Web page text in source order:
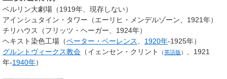
ベルリン大劇場（1919年、現存しない）
アインシュタイン・タワー（エーリヒ・メンデルゾーン、1921年）
チリハウス（フリッツ・ヘーガー、1924年）
ヘキスト染色工場（ペーター・ベーレンス 1920年-1925年）
グルントヴィークス教会 （イェンセン・クリント （英語版 ）
、1921
年-1940年）